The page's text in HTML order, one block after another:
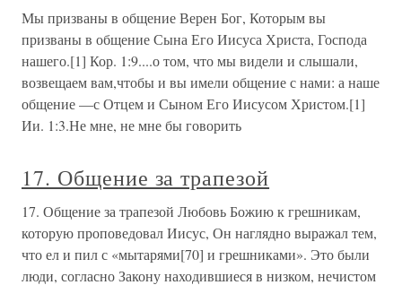
Мы призваны в общение Верен Бог, Которым вы
призваны в общение Сына Его Иисуса Христа, Господа
нашего.[1] Кор. 1:9....о том, что мы видели и слышали,
возвещаем вам,чтобы и вы имели общение с нами: а наше
общение —с Отцем и Сыном Его Иисусом Христом.[1]
Ии. 1:3.Не мне, не мне бы говорить
17. Общение за трапезой
17. Общение за трапезой Любовь Божию к грешникам,
которую проповедовал Иисус, Он наглядно выражал тем,
что ел и пил с «мытарями[70] и грешниками». Это были
люди, согласно Закону находившиеся в низком, нечистом